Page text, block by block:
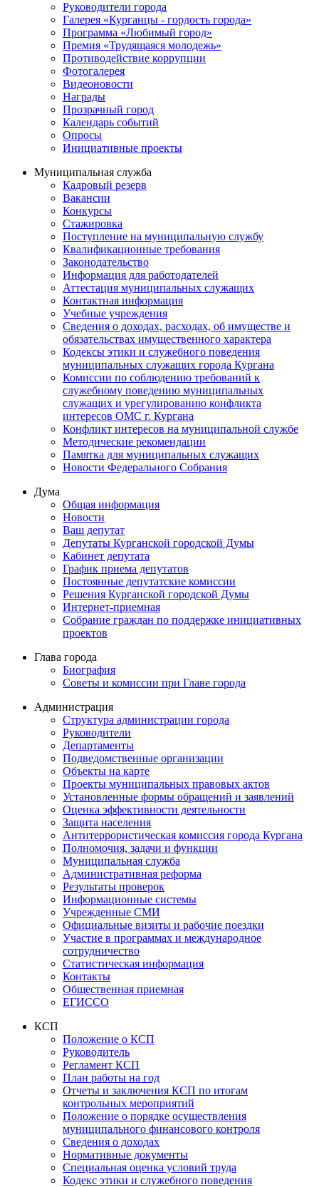
Руководители города
Галерея «Курганцы - гордость города»
Программа «Любимый город»
Премия «Трудящаяся молодежь»
Противодействие коррупции
Фотогалерея
Видеоновости
Награды
Прозрачный город
Календарь событий
Опросы
Инициативные проекты
Муниципальная служба
Кадровый резерв
Вакансии
Конкурсы
Стажировка
Поступление на муниципальную службу
Квалификационные требования
Законодательство
Информация для работодателей
Аттестация муниципальных служащих
Контактная информация
Учебные учреждения
Сведения о доходах, расходах, об имуществе и
обязательствах имущественного характера
Кодексы этики и служебного поведения
муниципальных служащих города Кургана
Комиссии по соблюдению требований к
служебному поведению муниципальных
служащих и урегулированию конфликта
интересов ОМС г. Кургана
Конфликт интересов на муниципальной службе
Методические рекомендации
Памятка для муниципальных служащих
Новости Федерального Cобрания
Дума
Общая информация
Новости
Ваш депутат
Депутаты Курганской городской Думы
Кабинет депутата
График приема депутатов
Постоянные депутатские комиссии
Решения Курганской городской Думы
Интернет-приемная
Собрание граждан по поддержке инициативных
проектов
Глава города
Биография
Советы и комиссии при Главе города
Администрация
Структура администрации города
Руководители
Департаменты
Подведомственные организации
Объекты на карте
Проекты муниципальных правовых актов
Установленные формы обращений и заявлений
Оценка эффективности деятельности
Защита населения
Антитеррористическая комиссия города Кургана
Полномочия, задачи и функции
Муниципальная служба
Административная реформа
Результаты проверок
Информационные системы
Учрежденные СМИ
Официальные визиты и рабочие поездки
Участие в программах и международное
сотрудничество
Статистическая информация
Контакты
Общественная приемная
ЕГИССО
КСП
Положение о КСП
Руководитель
Регламент КСП
План работы на год
Отчеты и заключения КСП по итогам
контрольных мероприятий
Положение о порядке осуществления
муниципального финансового контроля
Сведения о доходах
Нормативные документы
Специальная оценка условий труда
Кодекс этики и служебного поведения